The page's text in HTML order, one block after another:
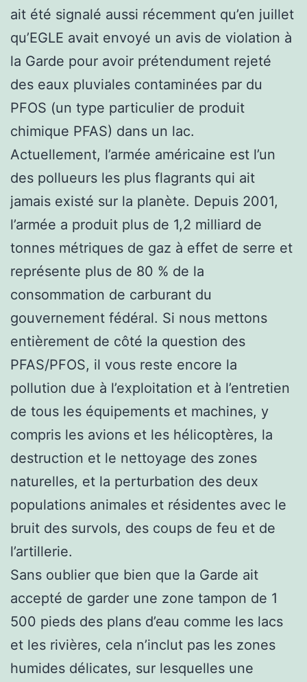
ait été signalé aussi récemment qu’en juillet
qu’EGLE avait envoyé un avis de violation à
la Garde pour avoir prétendument rejeté
des eaux pluviales contaminées par du
PFOS (un type particulier de produit
chimique PFAS) dans un lac.
Actuellement, l’armée américaine est l’un
des pollueurs les plus flagrants qui ait
jamais existé sur la planète. Depuis 2001,
l’armée a produit plus de 1,2 milliard de
tonnes métriques de gaz à effet de serre et
représente plus de 80 % de la
consommation de carburant du
gouvernement fédéral. Si nous mettons
entièrement de côté la question des
PFAS/PFOS, il vous reste encore la
pollution due à l’exploitation et à l’entretien
de tous les équipements et machines, y
compris les avions et les hélicoptères, la
destruction et le nettoyage des zones
naturelles, et la perturbation des deux
populations animales et résidentes avec le
bruit des survols, des coups de feu et de
l’artillerie.
Sans oublier que bien que la Garde ait
accepté de garder une zone tampon de 1
500 pieds des plans d’eau comme les lacs
et les rivières, cela n’inclut pas les zones
humides délicates, sur lesquelles une